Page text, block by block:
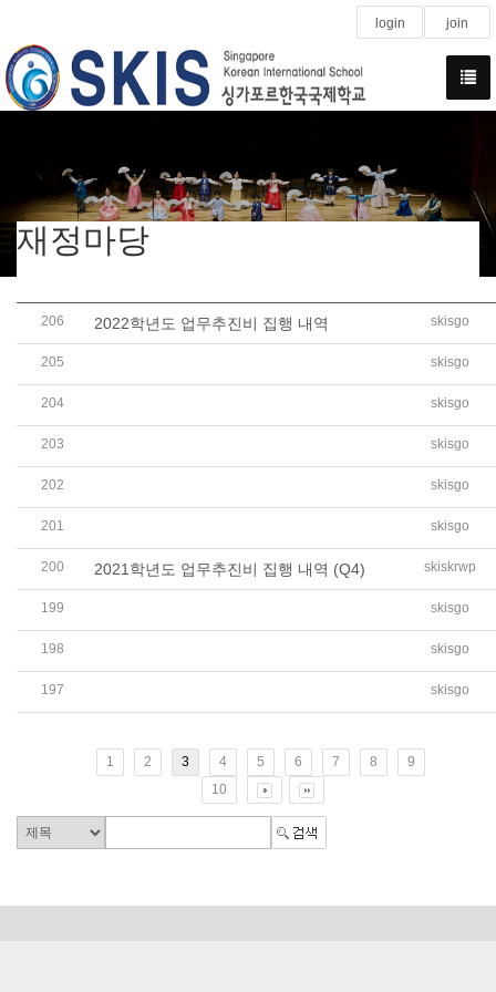
login join
재정마당
206 2022학년도 업무추진비 집행 내역 skisgo
205 2022학년도 2학기 수익자 부담경비 정산내역 공개skisgo
204 skisgo
203 2022학년도 유치원 1학기 돌봄 CCA 정산 내역 공개skisgo
202 2022학년도 1학기 수익자부담경비(AP EXAM) 정산 내역
skisgo
201 2021학년도 세입세출 결산서 공개(학교회계, 법인회계)
skisgo
200 2021학년도 업무추진비 집행 내역 (Q4) skiskrwp
199 2021학년도 싱가포르한국국제학교 발전기금 결산 보고서
skisgo
198 skisgo
197 2021학년도 2학기 및 겨울방학중 수익자부담경비(CCA)
skisgo
1 2 3 4 5 6 7 8
9
10